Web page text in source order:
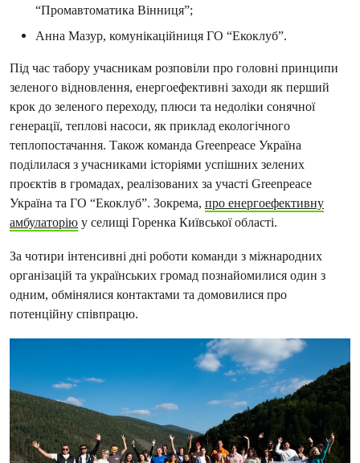
“Промавтоматика Вінниця”;
Анна Мазур, комунікаційниця ГО “Екоклуб”.
Під час табору учасникам розповіли про головні принципи
зеленого відновлення, енергоефективні заходи як перший
крок до зеленого переходу, плюси та недоліки сонячної
генерації, теплові насоси, як приклад екологічного
теплопостачання. Також команда Greenpeace Україна
поділилася з учасниками історіями успішних зелених
проєктів в громадах, реалізованих за участі Greenpeace
Україна та ГО “Екоклуб”. Зокрема, про енергоефективну
амбулаторію у селищі Горенка Київської області.
За чотири інтенсивні дні роботи команди з міжнародних
організацій та українських громад познайомилися один з
одним, обмінялися контактами та домовилися про
потенційну співпрацю.